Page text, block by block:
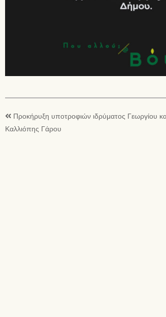
Προκήρυξη υποτροφιών ιδρύματος Γεωργίου
Καλλιόπης Γάρου